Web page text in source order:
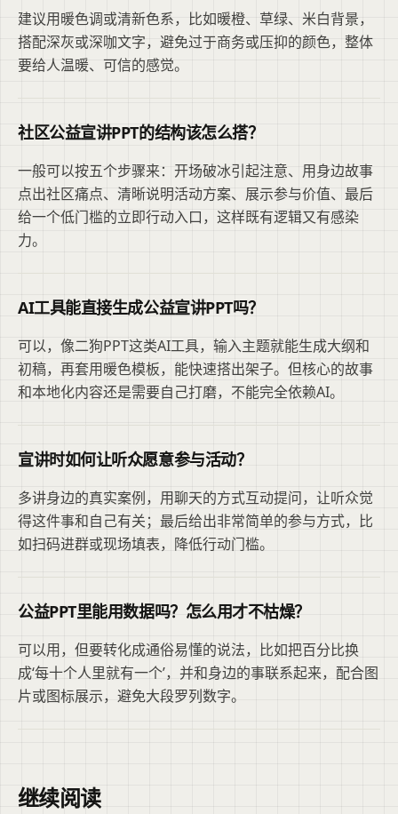
建议用暖色调或清新色系，比如暖橙、草绿、米白背景，
搭配深灰或深咖文字，避免过于商务或压抑的颜色，整体
要给人温暖、可信的感觉。
社区公益宣讲PPT的结构该怎么搭？
一般可以按五个步骤来：开场破冰引起注意、用身边故事
点出社区痛点、清晰说明活动方案、展示参与价值、最后
给一个低门槛的立即行动入口，这样既有逻辑又有感染
力。
AI工具能直接生成公益宣讲PPT吗？
可以，像二狗PPT这类AI工具，输入主题就能生成大纲和
初稿，再套用暖色模板，能快速搭出架子。但核心的故事
和本地化内容还是需要自己打磨，不能完全依赖AI。
宣讲时如何让听众愿意参与活动？
多讲身边的真实案例，用聊天的方式互动提问，让听众觉
得这件事和自己有关；最后给出非常简单的参与方式，比
如扫码进群或现场填表，降低行动门槛。
公益PPT里能用数据吗？怎么用才不枯燥？
可以用，但要转化成通俗易懂的说法，比如把百分比换
成‘每十个人里就有一个’，并和身边的事联系起来，配合图
片或图标展示，避免大段罗列数字。
继续阅读